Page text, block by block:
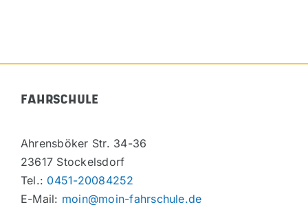
FAHRSCHULE
Ahrensböker Str. 34-36
23617 Stockelsdorf
Tel.: 0451-20084252
E-Mail: moin@moin-fahrschule.de